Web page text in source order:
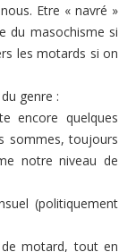
Etre « navré »
du masochisme si
les motards si on
genre :
encore quelques
sommes, toujours
notre niveau de
(politiquement
motard, tout en